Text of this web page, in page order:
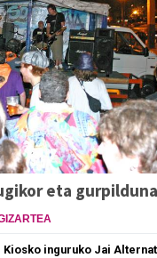
eta
Kiosko inguruko Jai